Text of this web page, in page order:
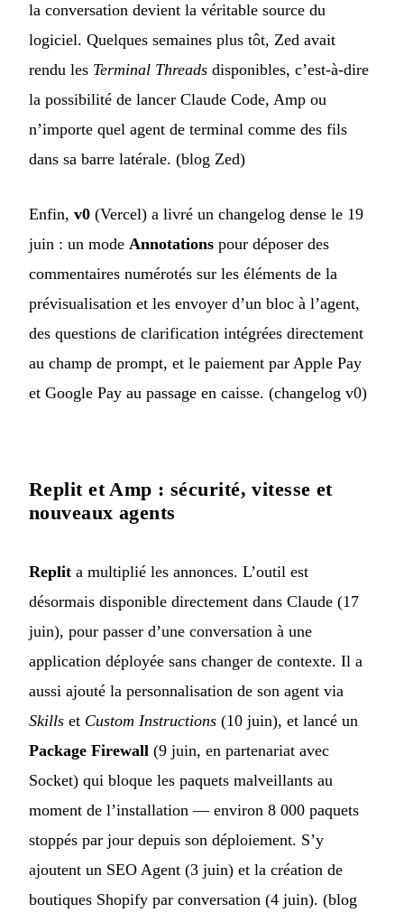
la conversation devient la véritable source du
logiciel. Quelques semaines plus tôt, Zed avait
rendu les Terminal Threads disponibles, c’est-à-dire
la possibilité de lancer Claude Code, Amp ou
n’importe quel agent de terminal comme des fils
dans sa barre latérale. (blog Zed)
Enfin, v0 (Vercel) a livré un changelog dense le 19
juin : un mode Annotations pour déposer des
commentaires numérotés sur les éléments de la
prévisualisation et les envoyer d’un bloc à l’agent,
des questions de clarification intégrées directement
au champ de prompt, et le paiement par Apple Pay
et Google Pay au passage en caisse. (changelog v0)
Replit et Amp : sécurité, vitesse et
nouveaux agents
Replit a multiplié les annonces. L’outil est
désormais disponible directement dans Claude (17
juin), pour passer d’une conversation à une
application déployée sans changer de contexte. Il a
aussi ajouté la personnalisation de son agent via
Skills et Custom Instructions (10 juin), et lancé un
Package Firewall (9 juin, en partenariat avec
Socket) qui bloque les paquets malveillants au
moment de l’installation — environ 8 000 paquets
stoppés par jour depuis son déploiement. S’y
ajoutent un SEO Agent (3 juin) et la création de
boutiques Shopify par conversation (4 juin). (blog